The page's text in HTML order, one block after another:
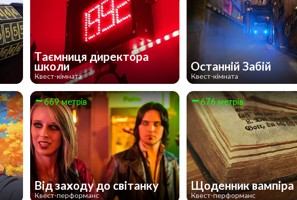
Таємниця директора
школи
Квест-кімната
Останній Забій
Квест-кімната
669 метрів
Від заходу до світанку
Квест-перформанс
676 метрів
Щоденник вампіра
Квест-перформанс